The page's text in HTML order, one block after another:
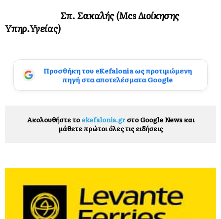
Σπ. Σακαλής (ΜcsΔιοίκησης
Υπηρ.Υγείας)
Προσθήκη του eKefalonia ως προτιμώμενη
πηγή στα αποτελέσματα Google
Ακολουθήστε το ekefalonia.grστο Google News και
μάθετε πρώτοι όλες τις ειδήσεις